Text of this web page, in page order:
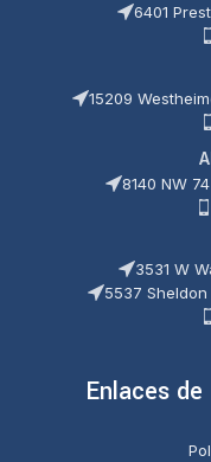
6401
15209
8140 NW
3531 W
5537 Sheldon
Enlaces